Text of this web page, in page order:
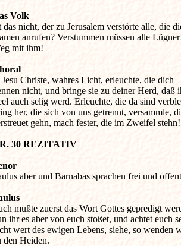
Volk
das nicht, der zu Jerusalem verstörte alle, die
anrufen? Verstummen müssen alle
mit ihm!
Christe, wahres Licht, erleuchte, die dich
nicht, und bringe sie zu deiner Herd, daß
auch selig werd. Erleuchte, die da sind
her, die sich von uns getrennt, versammle,
gehn, mach fester, die im Zweifel stehn!
30 REZITATIV
aber und Barnabas sprachen frei und
mußte zuerst das Wort Gottes gepredigt
ihr es aber von euch stoßet, und achtet euch
wert des ewigen Lebens, siehe, so wenden
den Heiden.